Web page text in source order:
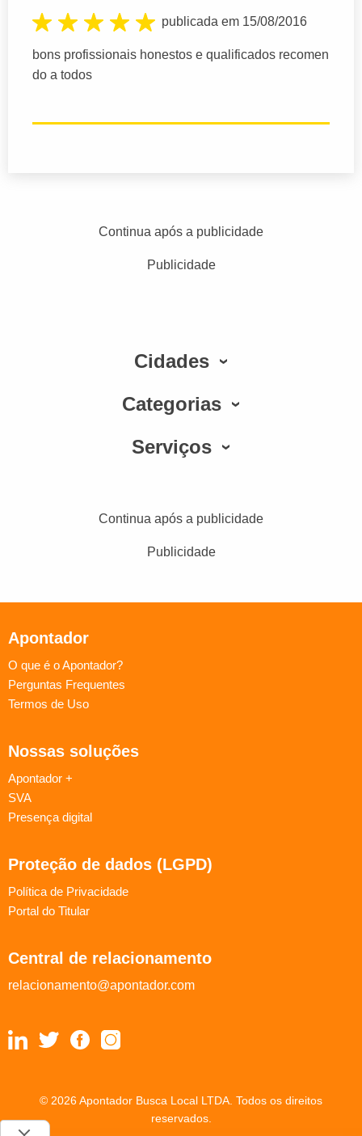
publicada em 15/08/2016
bons profissionais honestos e qualificados recomen
do a todos
Continua após a publicidade
Publicidade
Cidades
Categorias
Serviços
Continua após a publicidade
Publicidade
Apontador
O que é o Apontador?
Perguntas Frequentes
Termos de Uso
Nossas soluções
Apontador +
SVA
Presença digital
Proteção de dados (LGPD)
Política de Privacidade
Portal do Titular
Central de relacionamento
relacionamento@apontador.com
© 2026 Apontador Busca Local LTDA. Todos os direitos
reservados.